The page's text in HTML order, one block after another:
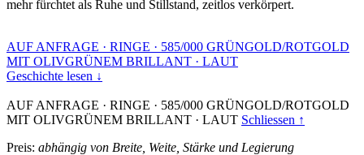
mehr fürchtet als Ruhe und Stillstand, zeitlos verkörpert.
AUF ANFRAGE · RINGE · 585/000 GRÜNGOLD/ROTGOLD
MIT OLIVGRÜNEM BRILLANT · LAUT
Geschichte lesen ↓
AUF ANFRAGE · RINGE · 585/000 GRÜNGOLD/ROTGOLD
MIT OLIVGRÜNEM BRILLANT · LAUT Schliessen ↑
Preis: abhängig von Breite, Weite, Stärke und Legierung